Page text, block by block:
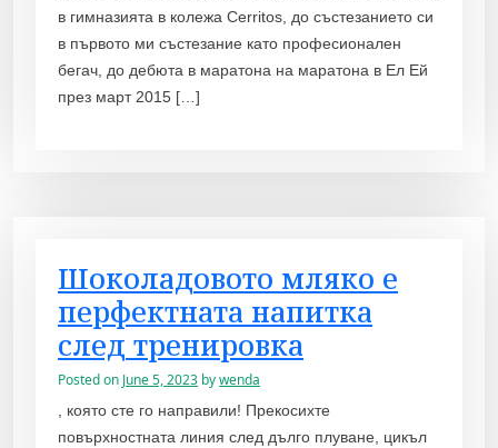
в гимназията в колежа Cerritos, до състезанието си
в първото ми състезание като професионален
бегач, до дебюта в маратона на маратона в Ел Ей
през март 2015 […]
Шоколадовото мляко е
перфектната напитка
след тренировка
Posted on June 5, 2023 bywenda
, която сте го направили! Прекосихте
повърхностната линия след дълго плуване, цикъл